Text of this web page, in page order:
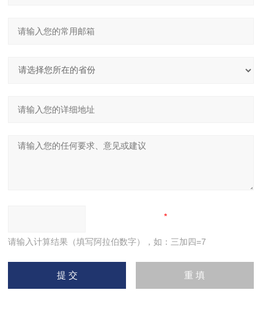
请输入计算结果（填写阿拉伯数字），如：三加四=7